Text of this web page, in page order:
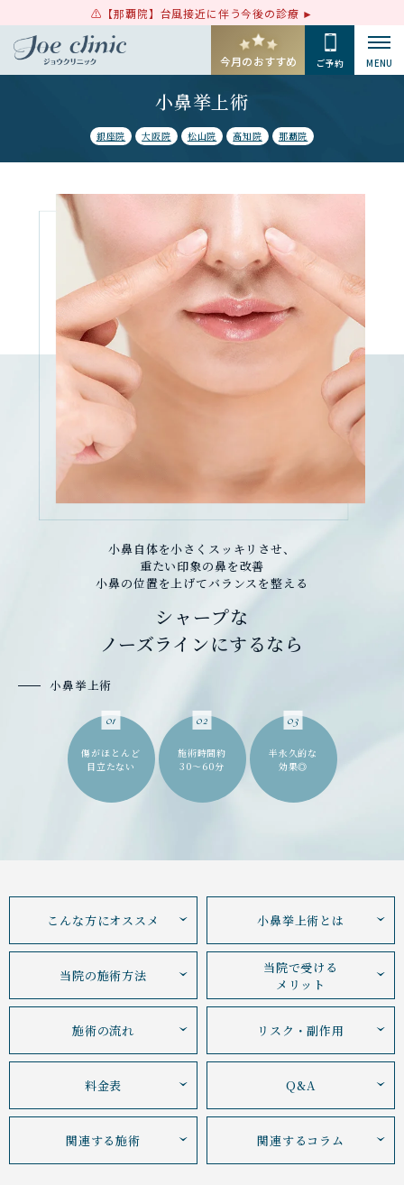
【那覇院】台風接近に伴う今後の診療
今月のおすすめ ご予約 MENU
小鼻挙上術
銀座院 大阪院 松山院 高知院 那覇院
小鼻自体を小さくスッキリさせ、
重たい印象の鼻を改善
小鼻の位置を上げてバランスを整える
シャープな
ノーズラインにするなら
小鼻挙上術
01
傷がほとんど
目立たない
02
施術時間約
30～60分
03
半永久的な
効果◎
こんな方にオススメ 小鼻挙上術とは
当院の施術方法
当院で受ける
メリット
施術の流れ リスク・副作用
料金表 Q&A
関連する施術 関連するコラム